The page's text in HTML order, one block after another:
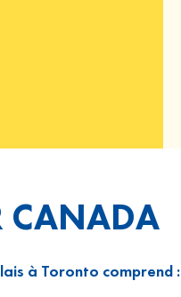
CANADA
à Toronto comprend :